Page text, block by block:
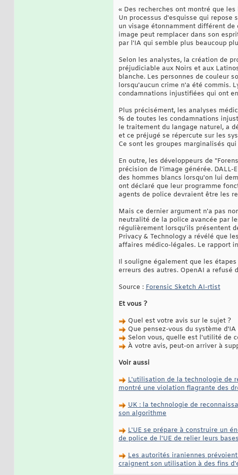
« Des recherches ont montré que
Un processus d'esquisse qui
un visage étonnamment différent
image peut remplacer dans son
par l'IA qui semble plus beaucoup
Selon les analystes, la création de
préjudiciable aux Noirs et aux
blanche. Les personnes de couleur
lorsqu'aucun crime n'a été commis.
condamnations injustifiées qui ont
Plus précisément, les analyses
% de toutes les condamnations
le traitement du langage naturel, a
et ce préjugé se répercute sur les
Ce sont les groupes marginalisés
En outre, les développeurs de
précision de l'image générée.
des hommes blancs lorsqu'on lui
ont déclaré que leur programme
agents de police devraient être les
Mais ce dernier argument n'a pas
neutralité de la police avancée par
régulièrement lorsqu'ils présentent
Privacy & Technology a révélé que
affaires médico-légales. Le rapport
Il souligne également que les
erreurs des autres. OpenAI a
Source : Forensic Sketch AI-rtist
Et vous ?
Quel est votre avis sur le sujet ?
Que pensez-vous du système
Selon vous, quelle est l'utilité de
À votre avis, peut-on arriver à
Voir aussi
L'utilisation de la technologie de
montré une violation flagrante des
UK : la technologie de
son algorithme
L'UE se prépare à construire un
de police de l'UE de relier leurs
Les autorités iraniennes
craignent son utilisation à des fins